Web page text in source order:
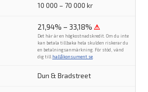
10 000 – 70 000 kr
21,94% – 33,18% ⚠
Det här är en högkostnadskredit. Om du inte
kan betala tillbaka hela skulden riskerar du
en betalningsanmärkning. För stöd, vänd
dig till hallåkonsument.se
Dun & Bradstreet